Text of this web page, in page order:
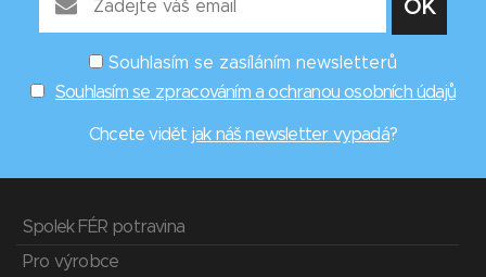
Souhlasím se zasíláním newsletterů
Souhlasím se zpracováním a ochranou osobních údajů
Chcete vidět jak náš newsletter vypadá?
Spolek FÉR potravina
Pro výrobce